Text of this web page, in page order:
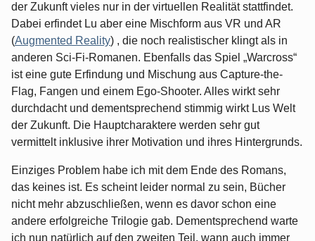
der Zukunft vieles nur in der virtuellen Realität stattfindet.
Dabei erfindet Lu aber eine Mischform aus VR und AR
(Augmented Reality) , die noch realistischer klingt als in
anderen Sci-Fi-Romanen. Ebenfalls das Spiel „Warcross“
ist eine gute Erfindung und Mischung aus Capture-the-
Flag, Fangen und einem Ego-Shooter. Alles wirkt sehr
durchdacht und dementsprechend stimmig wirkt Lus Welt
der Zukunft. Die Hauptcharaktere werden sehr gut
vermittelt inklusive ihrer Motivation und ihres Hintergrunds.
Einziges Problem habe ich mit dem Ende des Romans,
das keines ist. Es scheint leider normal zu sein, Bücher
nicht mehr abzuschließen, wenn es davor schon eine
andere erfolgreiche Trilogie gab. Dementsprechend warte
ich nun natürlich auf den zweiten Teil, wann auch immer